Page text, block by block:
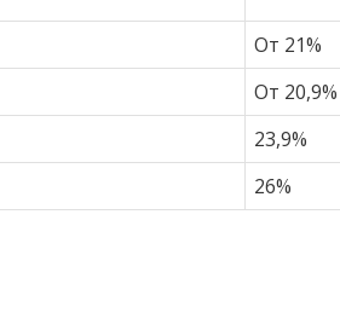
От 21%
От 20,9%
23,9%
26%